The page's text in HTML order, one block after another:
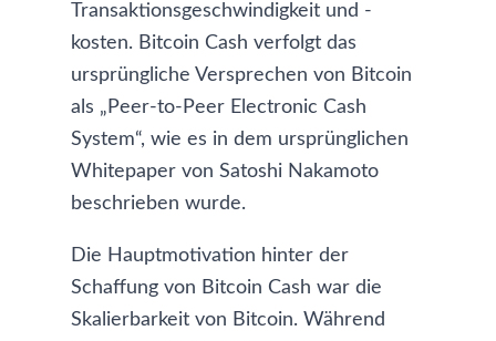
Transaktionsgeschwindigkeit und -
kosten. Bitcoin Cash verfolgt das
ursprüngliche Versprechen von Bitcoin
als „Peer-to-Peer Electronic Cash
System“, wie es in dem ursprünglichen
Whitepaper von Satoshi Nakamoto
beschrieben wurde.
Die Hauptmotivation hinter der
Schaffung von Bitcoin Cash war die
Skalierbarkeit von Bitcoin. Während